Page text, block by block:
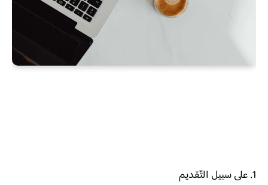
1. على سبيل التّقديم